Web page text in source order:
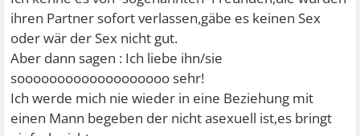
ihren Partner sofort verlassen,gäbe es keinen Sex
oder wär der Sex nicht gut.
Aber dann sagen : Ich liebe ihn/sie
sooooooooooooooooooo sehr!
Ich werde mich nie wieder in eine Beziehung mit
einen Mann begeben der nicht asexuell ist,es bringt